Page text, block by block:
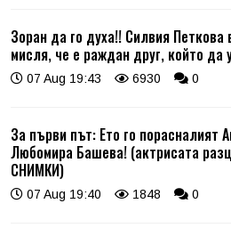
Зоран да го духа!! Силвия
мисля, че е раждан друг, който да
07 Aug 19:43 6930 0
За първи път: Ето го порасналият
Любомира Башева! (актрисата
СНИМКИ)
07 Aug 19:40 1848 0